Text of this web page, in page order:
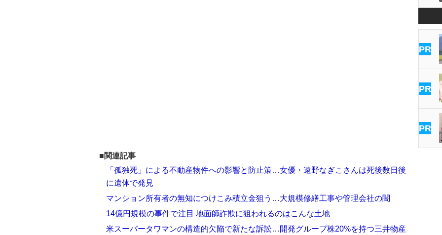
■関連記事
「孤独死」による不動産物件への影響と防止策…女優・遠野なぎこさんは死後数日後
に遺体で発見
マンション所有者の無知につけこみ積立金狙う…大規模修繕工事や管理会社の闇
14億円規模の事件で注目 地面師詐欺に狙われるのはこんな土地
米スーパータワマンの構造的欠陥で新たな訴訟…開発グループ株20%を持つ三井物産
PR
PR
PR